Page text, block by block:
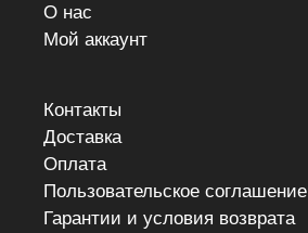
О нас
Мой аккаунт
Контакты
Доставка
Оплата
Пользовательское соглашение
Гарантии и условия возврата